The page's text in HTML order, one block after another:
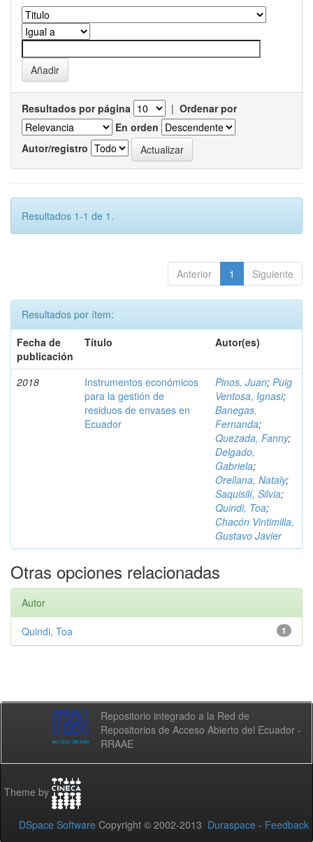
Resultados por página | Ordenar por
En orden
Autor/registro
Resultados 1-1 de 1.
Anterior 1 Siguiente
Resultados por ítem:
Fecha de
publicación
Título Autor(es)
2018
Instrumentos económicos
para la gestión de
residuos de envases en
Ecuador
Pinos, Juan; Puig
Ventosa, Ignasi;
Banegas,
Fernanda;
Quezada, Fanny;
Delgado,
Gabriela;
Orellana, Nataly;
Saquisilí, Silvia;
Quindi, Toa;
Chacón Vintimilla,
Gustavo Javier
Otras opciones relacionadas
Autor
1
Quindi, Toa
Repositorio integrado a la Red de
Repositorios de Acceso Abierto del Ecuador -
RRAAE
Theme by
DSpace Software Copyright © 2002-2013 Duraspace - Feedback